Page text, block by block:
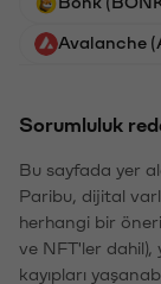
Avalanche
Sorumluluk
Bu sayfada yer
Paribu, dijital
herhangi bir
ve NFT'ler
kayıpları